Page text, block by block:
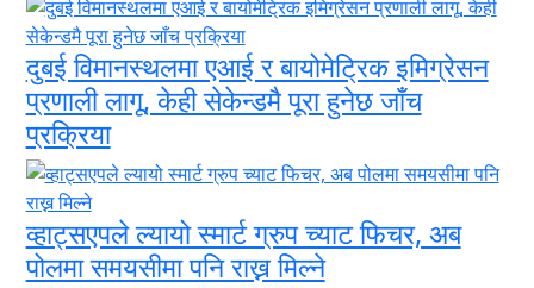
दुबई विमानस्थलमा एआई र बायोमेट्रिक इमिग्रेसन
प्रणाली लागू, केही सेकेन्डमै पूरा हुनेछ जाँच
प्रक्रिया
व्हाट्सएपले ल्यायो स्मार्ट ग्रुप च्याट फिचर, अब
पोलमा समयसीमा पनि राख्न मिल्ने